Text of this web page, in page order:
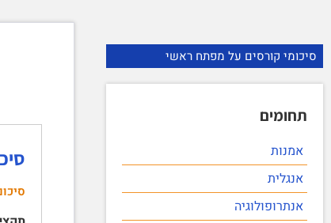
סיכומי קורסים על מפתח ראשי
תחומים
אמנות
אנגלית
אנתרופולוגיה